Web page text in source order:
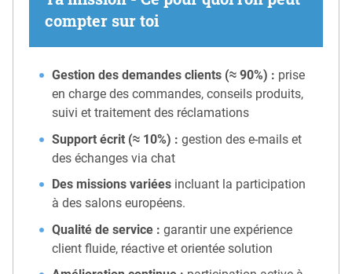
compter sur toi
Gestion des demandes clients (≈ 90%) : prise
en charge des commandes, conseils produits,
suivi et traitement des réclamations
Support écrit (≈ 10%) : gestion des e-mails et
des échanges via chat
Des missions variées incluant la participation
à des salons européens.
Qualité de service : garantir une expérience
client fluide, réactive et orientée solution